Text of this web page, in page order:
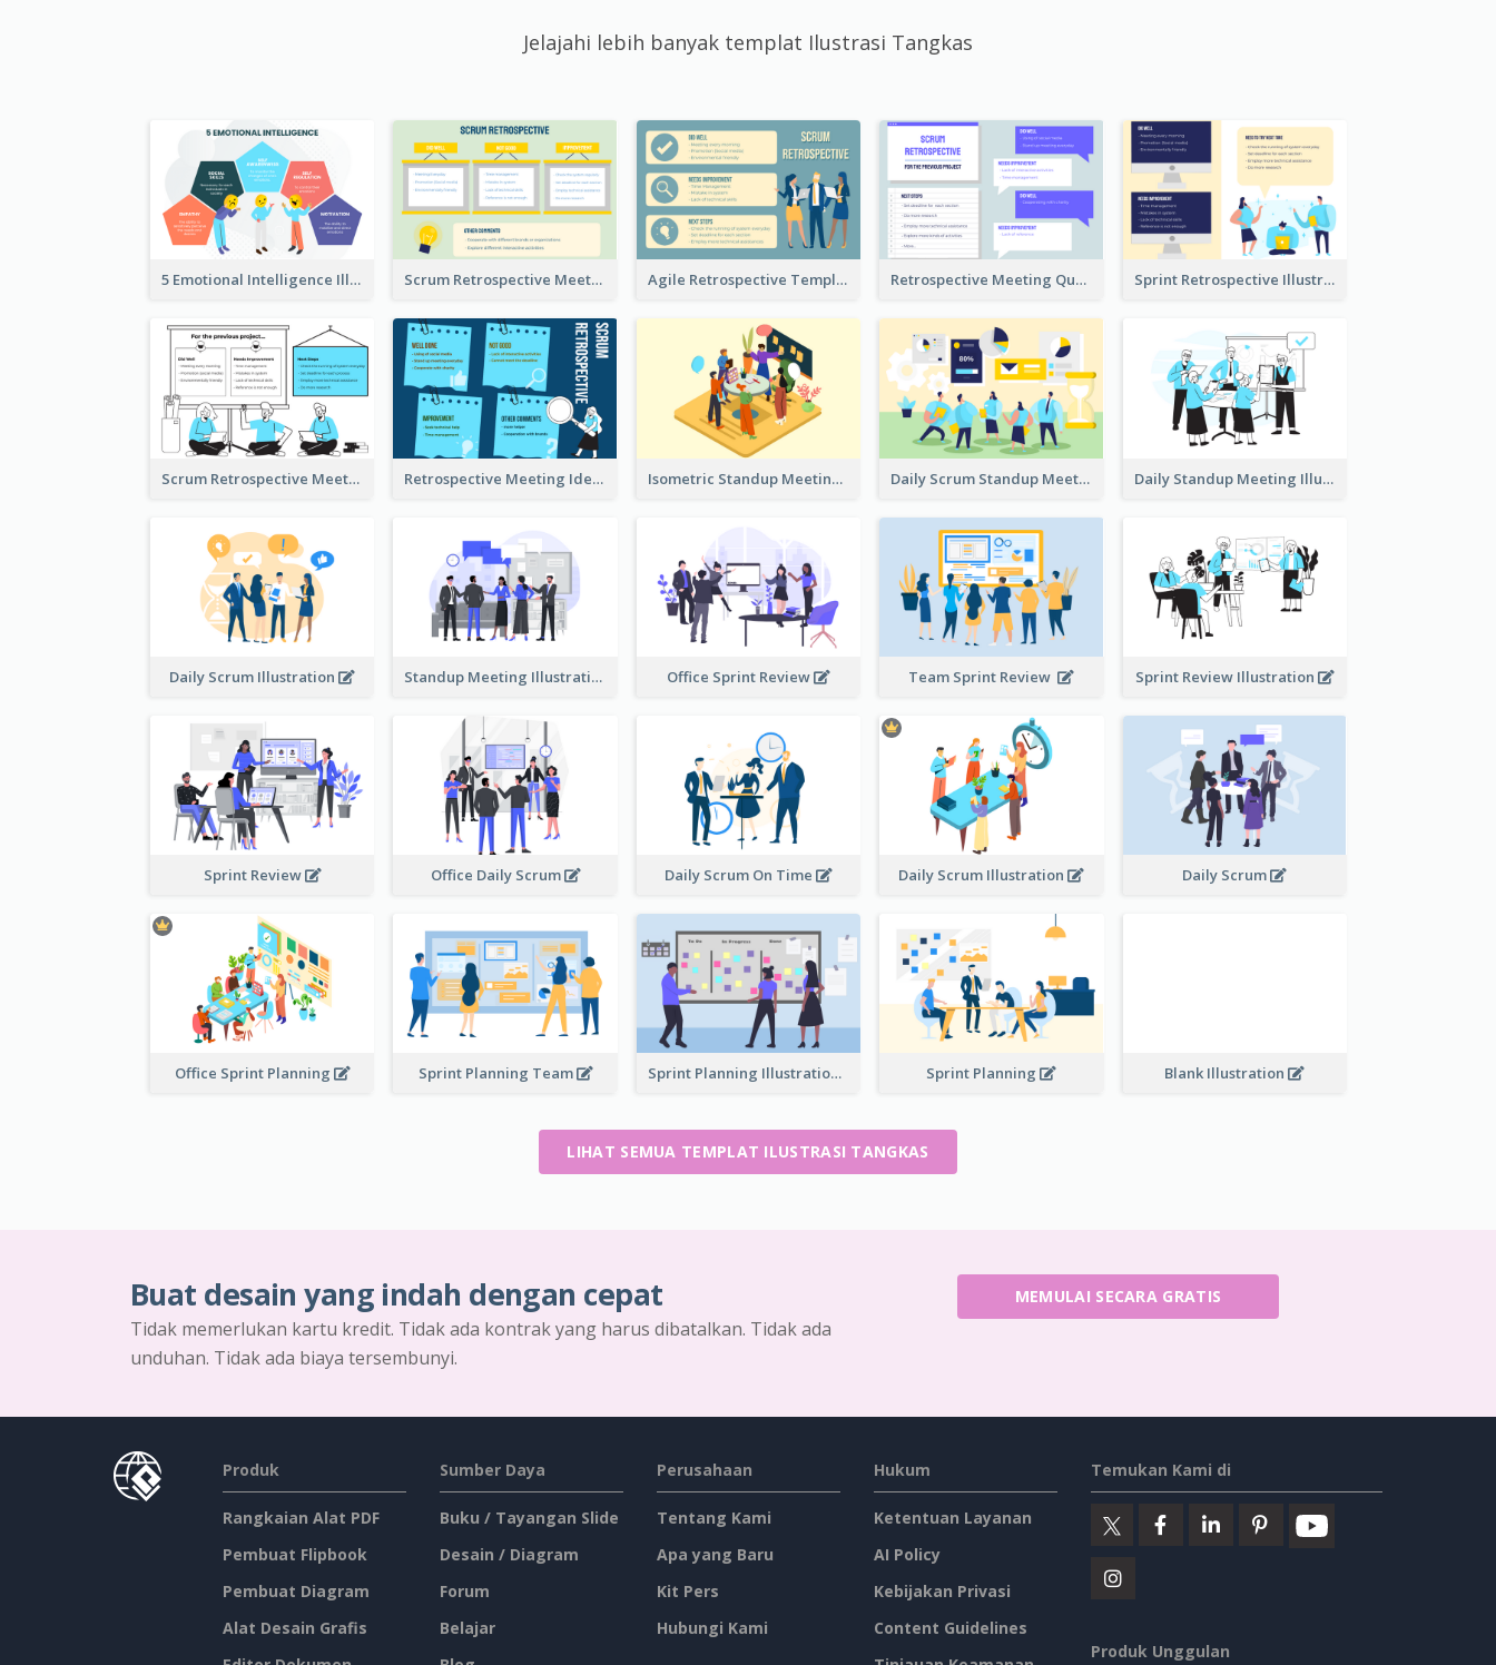
Jelajahi lebih banyak templat Ilustrasi Tangkas
5 Emotional Intelligence Illustration Scrum Retrospective Meeting Questions Agile Retrospective Template Retrospective Meeting Questions Sprint Retrospective Illustration
Scrum Retrospective Meeting Illustration Retrospective Meeting Ideas Isometric Standup Meeting Illustration Daily Scrum Standup Meeting Illustration Daily Standup Meeting Illustration
Daily Scrum Illustration Standup Meeting Illustration Office Sprint Review Team Sprint Review Sprint Review Illustration
Sprint Review Office Daily Scrum Daily Scrum On Time Daily Scrum Illustration Daily Scrum
Office Sprint Planning Sprint Planning Team Sprint Planning Illustration Sprint Planning Blank Illustration
LIHAT SEMUA TEMPLAT ILUSTRASI TANGKAS
Buat desain yang indah dengan cepat
Tidak memerlukan kartu kredit. Tidak ada kontrak yang harus dibatalkan. Tidak ada
unduhan. Tidak ada biaya tersembunyi.
MEMULAI SECARA GRATIS
Produk
Rangkaian Alat PDF
Pembuat Flipbook
Pembuat Diagram
Alat Desain Grafis
Sumber Daya
Buku / Tayangan Slide
Desain / Diagram
Forum
Belajar
Perusahaan
Tentang Kami
Apa yang Baru
Kit Pers
Hubungi Kami
Hukum
Ketentuan Layanan
AI Policy
Kebijakan Privasi
Content Guidelines
Temukan Kami di
Produk Unggulan